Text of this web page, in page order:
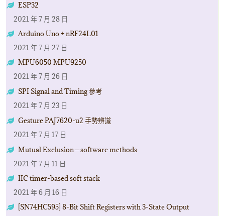
ESP32
2021 年 7 月 28 日
Arduino Uno + nRF24L01
2021 年 7 月 27 日
MPU6050 MPU9250
2021 年 7 月 26 日
SPI Signal and Timing 參考
2021 年 7 月 23 日
Gesture PAJ7620-u2 手勢辨識
2021 年 7 月 17 日
Mutual Exclusion－software methods
2021 年 7 月 11 日
IIC timer-based soft stack
2021 年 6 月 16 日
[SN74HC595] 8-Bit Shift Registers with 3-State Output